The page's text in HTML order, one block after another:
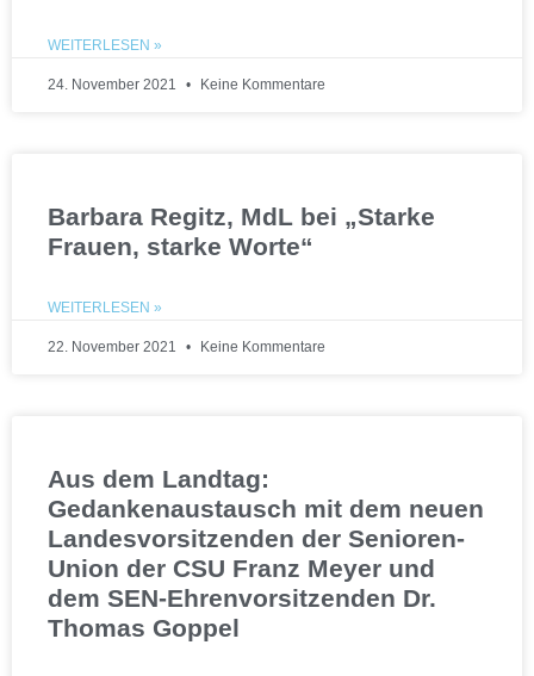
WEITERLESEN »
24. November 2021 Keine Kommentare
Barbara Regitz, MdL bei „Starke
Frauen, starke Worte“
WEITERLESEN »
22. November 2021 Keine Kommentare
Aus dem Landtag:
Gedankenaustausch mit dem neuen
Landesvorsitzenden der Senioren-
Union der CSU Franz Meyer und
dem SEN-Ehrenvorsitzenden Dr.
Thomas Goppel